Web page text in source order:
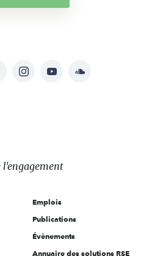
InstagramYouTubeSoundcloud
l'engagement
Emplois
Publications
Évènements
Annuaire des solutions RSE